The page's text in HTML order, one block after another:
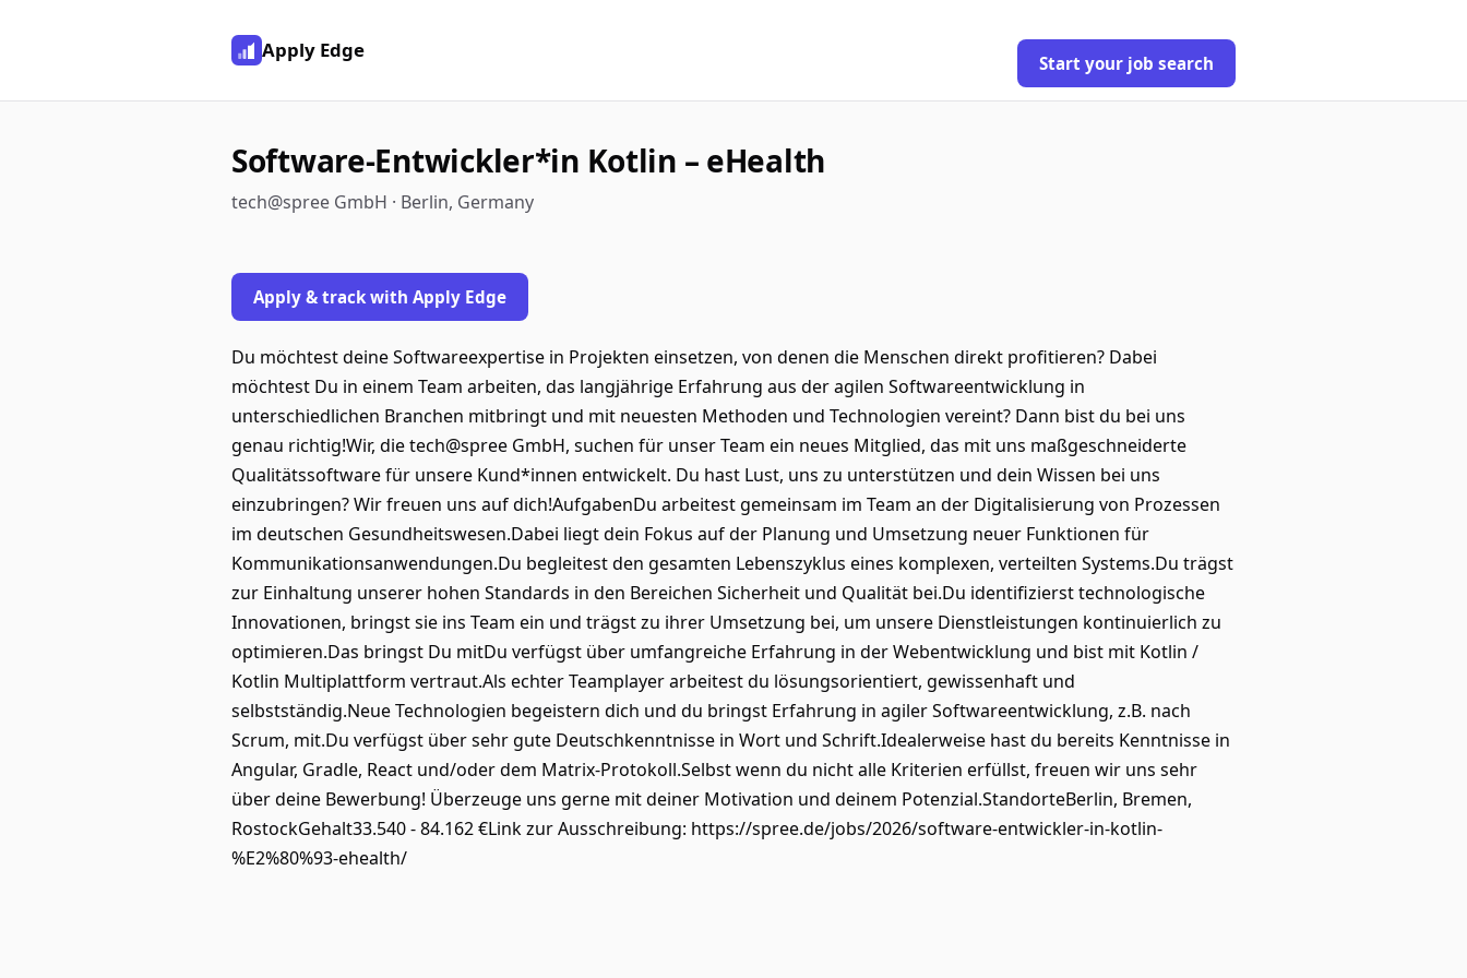
Apply Edge
Start your job search
Software-Entwickler*in Kotlin – eHealth
tech@spree GmbH · Berlin, Germany
Apply & track with Apply Edge
Du möchtest deine Softwareexpertise in Projekten einsetzen, von denen die Menschen direkt profitieren? Dabei
möchtest Du in einem Team arbeiten, das langjährige Erfahrung aus der agilen Softwareentwicklung in
unterschiedlichen Branchen mitbringt und mit neuesten Methoden und Technologien vereint? Dann bist du bei uns
genau richtig!Wir, die tech@spree GmbH, suchen für unser Team ein neues Mitglied, das mit uns maßgeschneiderte
Qualitätssoftware für unsere Kund*innen entwickelt. Du hast Lust, uns zu unterstützen und dein Wissen bei uns
einzubringen? Wir freuen uns auf dich!AufgabenDu arbeitest gemeinsam im Team an der Digitalisierung von Prozessen
im deutschen Gesundheitswesen.Dabei liegt dein Fokus auf der Planung und Umsetzung neuer Funktionen für
Kommunikationsanwendungen.Du begleitest den gesamten Lebenszyklus eines komplexen, verteilten Systems.Du trägst
zur Einhaltung unserer hohen Standards in den Bereichen Sicherheit und Qualität bei.Du identifizierst technologische
Innovationen, bringst sie ins Team ein und trägst zu ihrer Umsetzung bei, um unsere Dienstleistungen kontinuierlich zu
optimieren.Das bringst Du mitDu verfügst über umfangreiche Erfahrung in der Webentwicklung und bist mit Kotlin /
Kotlin Multiplattform vertraut.Als echter Teamplayer arbeitest du lösungsorientiert, gewissenhaft und
selbstständig.Neue Technologien begeistern dich und du bringst Erfahrung in agiler Softwareentwicklung, z.B. nach
Scrum, mit.Du verfügst über sehr gute Deutschkenntnisse in Wort und Schrift.Idealerweise hast du bereits Kenntnisse in
Angular, Gradle, React und/oder dem Matrix-Protokoll.Selbst wenn du nicht alle Kriterien erfüllst, freuen wir uns sehr
über deine Bewerbung! Überzeuge uns gerne mit deiner Motivation und deinem Potenzial.StandorteBerlin, Bremen,
RostockGehalt33.540 - 84.162 €Link zur Ausschreibung: https://spree.de/jobs/2026/software-entwickler-in-kotlin-
%E2%80%93-ehealth/